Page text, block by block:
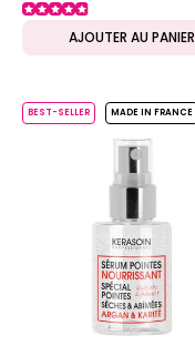
AJOUTER AU PANIER
BEST-SELLER MADE IN FRANCE